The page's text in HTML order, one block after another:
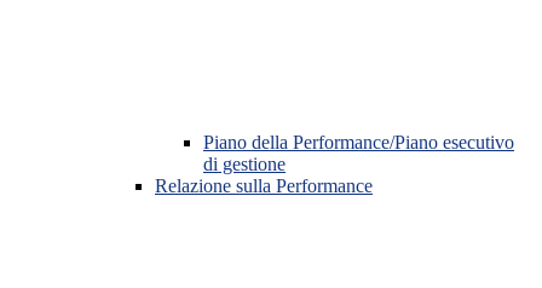
Piano della Performance/Piano esecutivo
di gestione
Relazione sulla Performance